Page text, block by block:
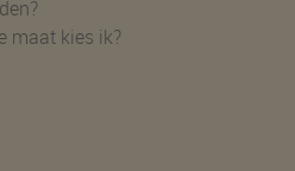
maat kies ik?